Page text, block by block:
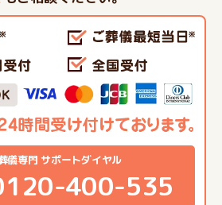
儀専門 サポートダイヤル
400-535